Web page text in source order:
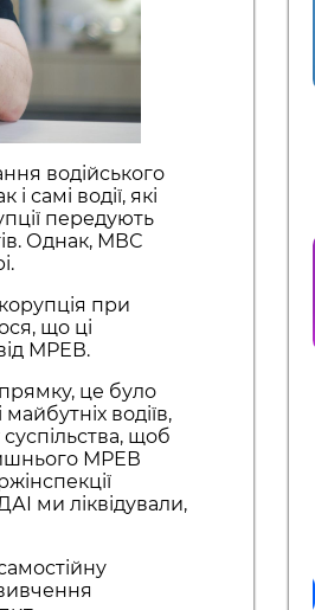
водійського
самі водії, які
передують
Однак, МВС
при
що ці
МРЕВ.
це було
водіїв,
щоб
МРЕВ
ми ліквідували,